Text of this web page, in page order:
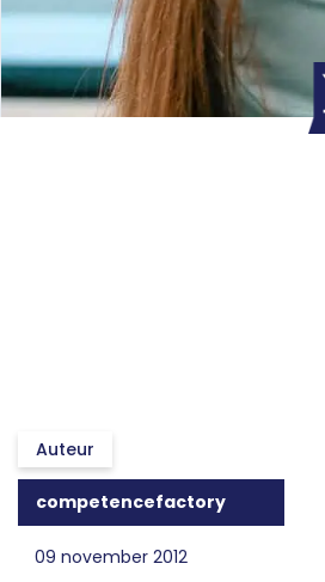
Auteur
competencefactory
09 november 2012